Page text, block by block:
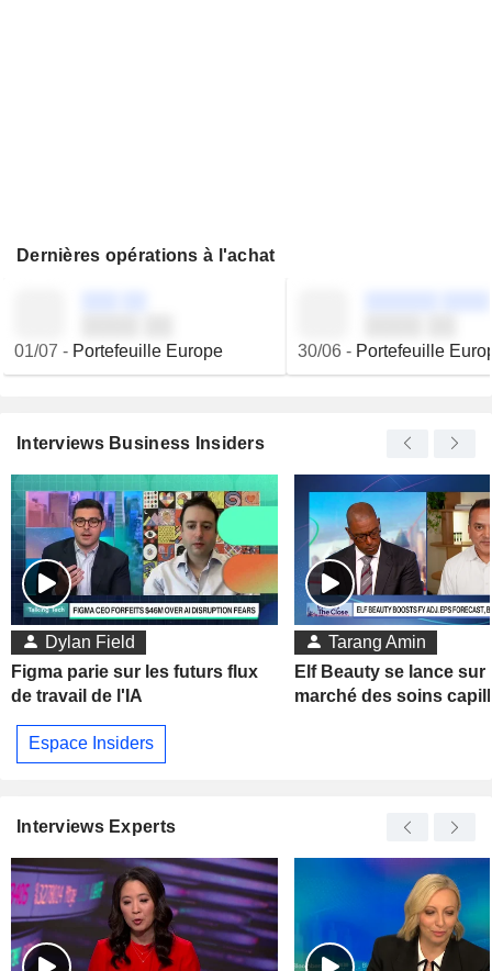
Dernières opérations à l'achat
01/07 - Portefeuille Europe 30/06- Portefeuille
Interviews Business Insiders
Dylan Field
Figma parie sur les futurs flux
de travail de l'IA
Tarang Amin
Elf Beauty se lance sur
marché des soins
Espace Insiders
Interviews Experts